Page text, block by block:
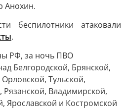
Анохин.
беспилотники атаковали
.
РФ, за ночь ПВО
Белгородской, Брянской,
Тульской,
Рязанской, Владимирской,
Ярославской и Костромской